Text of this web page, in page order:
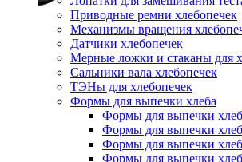
Приводные ремни хлебопечек
Механизмы вращения
Датчики хлебопечек
Мерные ложки и стаканы для
Сальники вала хлебопечек
ТЭНы для хлебопечек
Формы для выпечки хлеба
Формы для выпечки
Формы для выпечки
Формы для выпечки
Формы для выпечки